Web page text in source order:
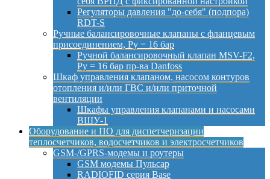
Регуляторы давления "до-себя" (подпора)
RDT-S
Ручные балансировочные клапаны с фланцевым
присоединением, Py = 16 бар
Ручной балансировочный клапан MSV-F2,
Py = 16 бар пр-ва Danfoss
Шкаф управления клапаном, насосом контуров
отопления и/или ГВС и/или приточной
вентиляции
Шкафы управления клапанами и насосами
ВШУ-1
Оборудование и ПО для диспетчеризации
теплосчетчиков, водосчетчиков и электросчетчиков
GSM-/GPRS-модемы и роутеры
GSM модемы Пульсар
RADIOFID серия Base